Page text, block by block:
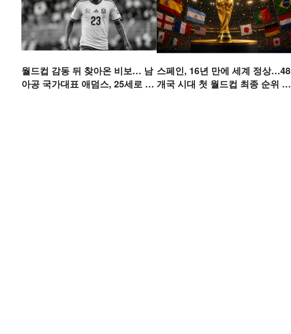
월드컵 감동 뒤 찾아온 비보… 남
아공 국가대표 애덤스, 25세로 별
스페인, 16년 만에 세계 정상…48
개국 시대 첫 월드컵 최종 순위 확